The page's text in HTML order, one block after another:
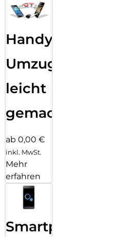
Handy
Umzug
leicht
gemacht!
ab 0,00 €
inkl. MwSt.
Mehr
erfahren
Smartphone